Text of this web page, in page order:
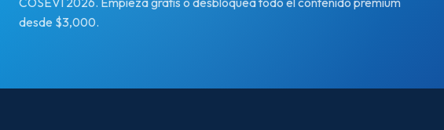
desde $3,000.